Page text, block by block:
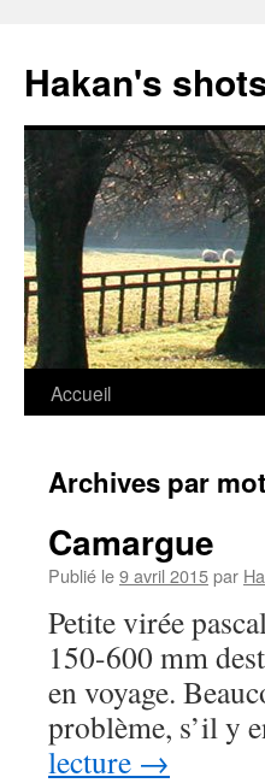
contenu
Hakan's
Accueil
Archives par
Camargue
Publié le9 avril 2015par
Petite virée
150-600 mm
en voyage.
problème, s’il y
lecture →